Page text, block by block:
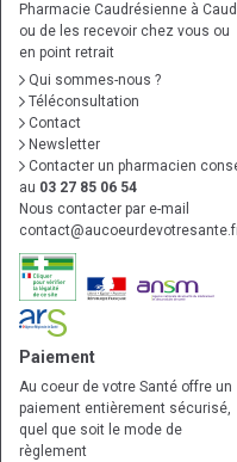
Pharmacie Caudrésienne à
ou de les recevoir chez vous ou
en point retrait
Qui sommes-nous ?
Téléconsultation
Contact
Newsletter
Contacter un pharmacien
au 03 27 85 06 54
Nous contacter par e-mail
contact@
Paiement
Au coeur de votre Santé offre un
paiement entièrement sécurisé,
quel que soit le mode de
règlement